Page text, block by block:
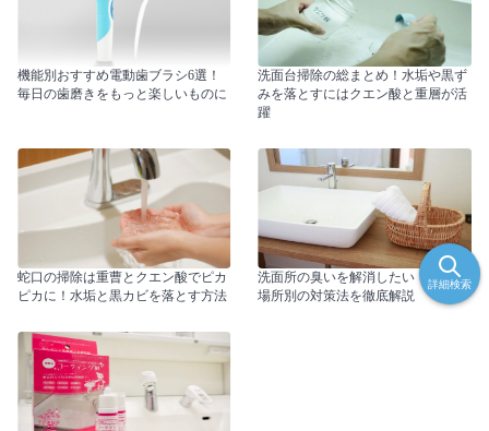
機能別おすすめ電動歯ブラシ6選！
毎日の歯磨きをもっと楽しいものに
洗面台掃除の総まとめ！水垢や黒ず
みを落とすにはクエン酸と重層が活
躍
蛇口の掃除は重曹とクエン酸でピカ
ピカに！水垢と黒カビを落とす方法
洗面所の臭いを解消したい！原因や
場所別の対策法を徹底解説
詳細検索